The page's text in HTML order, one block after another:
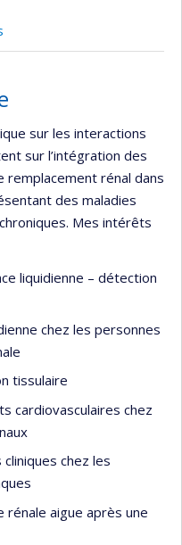
sur les interactions
sur l’intégration des
rénal dans
des maladies
Mes intérêts
liquidienne – détection
chez les personnes
tissulaire
cardiovasculaires chez
chez les
rénale aigue après une